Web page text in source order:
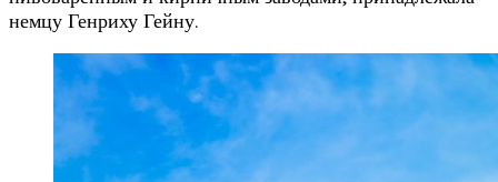
немцу Генриху Гейну.